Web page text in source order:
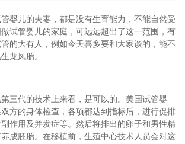
婴儿的夫妻，都是没有生育能力，不能自然受
试管婴儿的家庭，可远远超出了这一范围，有
的大有人，例如今天喜多要和大家谈的，能不
生龙凤胎。
三代的技术上来看，是可以的。美国试管婴
方的身体检查，各项都达到指标后，进行促排
作用及并发症等。然后将排出的卵子和男性精
成胚胎。在移植前，生殖中心技术人员会对这